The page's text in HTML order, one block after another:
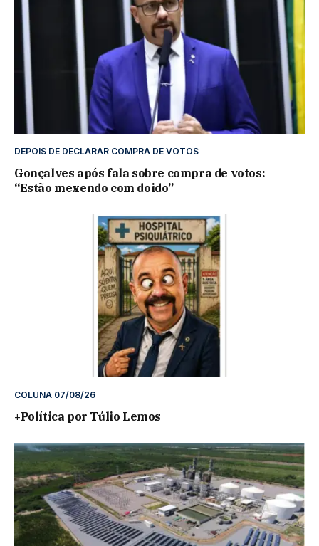
DEPOIS DE DECLARAR COMPRA DE VOTOS
Gonçalves após fala sobre compra de votos:
“Estão mexendo com doido”
COLUNA 07/08/26
+Política por Túlio Lemos